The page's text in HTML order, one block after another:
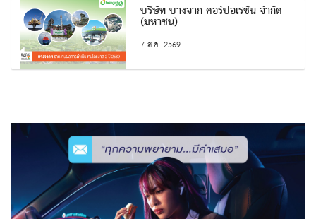
บริษัท บางจาก คอร์ปอเรชั่น จำกัด
(มหาชน)
7 ส.ค. 2569